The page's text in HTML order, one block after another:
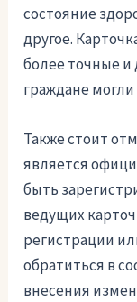
состояние
другое.
более точные
граждане
Также стоит
является
быть
ведущих
регистрации
обратиться в
внесения